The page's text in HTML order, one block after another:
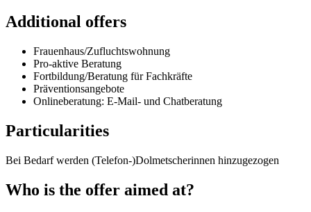
Additional offers
Frauenhaus/Zufluchtswohnung
Pro-aktive Beratung
Fortbildung/Beratung für Fachkräfte
Präventionsangebote
Onlineberatung: E-Mail- und Chatberatung
Particularities
Bei Bedarf werden (Telefon-)Dolmetscherinnen hinzugezogen
Who is the offer aimed at?